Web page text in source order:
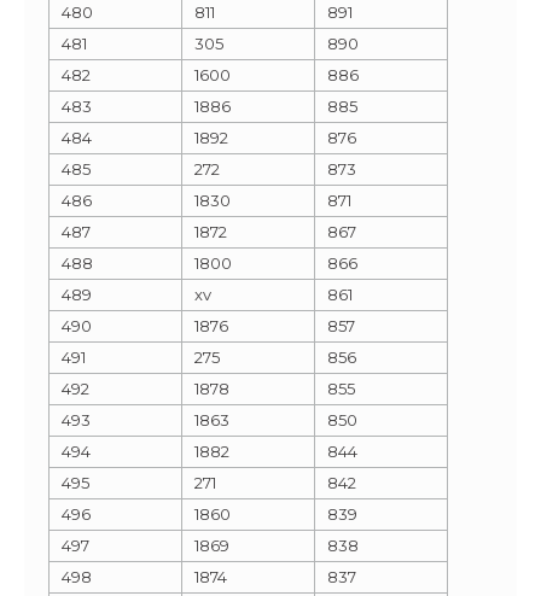
480
811
891
481
305
890
482
1600
886
483
1886
885
484
1892
876
485
272
873
486
1830
871
487
1872
867
488
1800
866
489
xv
861
490
1876
857
491
275
856
492
1878
855
493
1863
850
494
1882
844
495
271
842
496
1860
839
497
1869
838
498
1874
837